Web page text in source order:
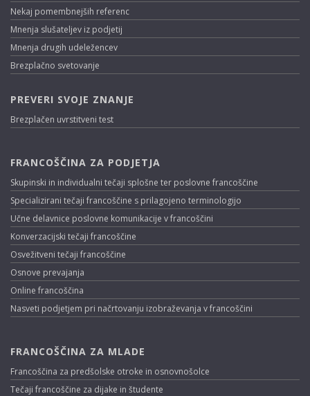
Nekaj pomembnejših referenc
Mnenja slušateljev iz podjetij
Mnenja drugih udeležencev
Brezplačno svetovanje
PREVERI SVOJE ZNANJE
Brezplačen uvrstitveni test
FRANCOŠČINA ZA PODJETJA
Skupinski in individualni tečaji splošne ter poslovne francoščine
Specializirani tečaji francoščine s prilagojeno terminologijo
Učne delavnice poslovne komunikacije v francoščini
Konverzacijski tečaji francoščine
Osvežitveni tečaji francoščine
Osnove prevajanja
Online francoščina
Nasveti podjetjem pri načrtovanju izobraževanja v francoščini
FRANCOŠČINA ZA MLADE
Francoščina za predšolske otroke in osnovnošolce
Tečaji francoščine za dijake in študente